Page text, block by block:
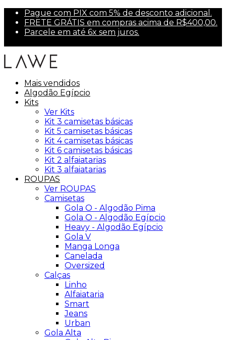
Pague com PIX com 5% de desconto adicional.
FRETE GRÁTIS em compras acima de R$400,00.
Parcele em até 6x sem juros.
Mais vendidos
Algodão Egípcio
Kits
Ver Kits
Kit 3 camisetas básicas
Kit 5 camisetas básicas
Kit 4 camisetas básicas
Kit 6 camisetas básicas
Kit 2 alfaiatarias
Kit 3 alfaiatarias
ROUPAS
Ver ROUPAS
Camisetas
Gola O - Algodão Pima
Gola O - Algodão Egípcio
Heavy - Algodão Egípcio
Gola V
Manga Longa
Canelada
Oversized
Calças
Linho
Alfaiataria
Smart
Jeans
Urban
Gola Alta